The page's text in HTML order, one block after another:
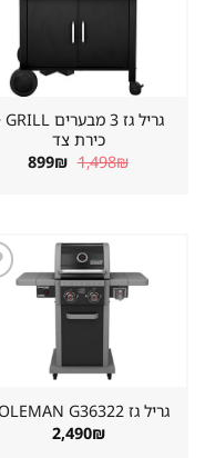
גריל גז 3 מבערים GRILL +
כירת צד
1,498₪ המחיר
המקורי
899₪ המחיר
הנוכחי
גריל גז ⁦COLEMAN G36322⁩
2,490₪